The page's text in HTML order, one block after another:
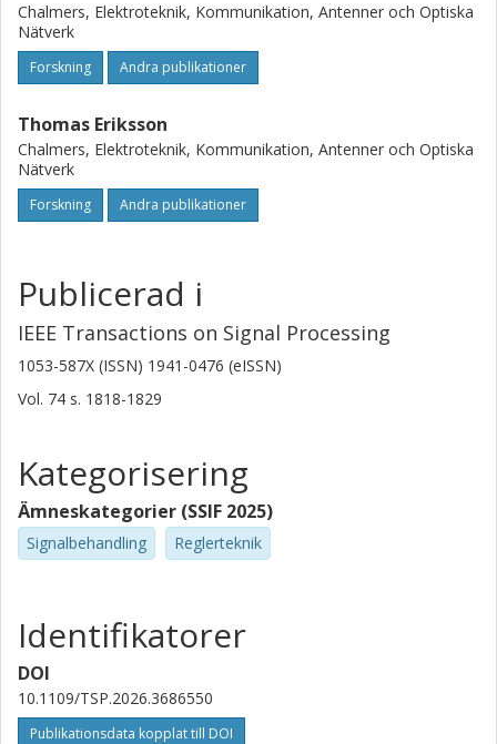
Chalmers, Elektroteknik, Kommunikation, Antenner och Optiska
Nätverk
Forskning Andra publikationer
Thomas Eriksson
Chalmers, Elektroteknik, Kommunikation, Antenner och Optiska
Nätverk
Forskning Andra publikationer
Publicerad i
IEEE Transactions on Signal Processing
1053-587X (ISSN) 1941-0476 (eISSN)
Vol. 74 s. 1818-1829
Kategorisering
Ämneskategorier (SSIF 2025)
Signalbehandling Reglerteknik
Identifikatorer
DOI
10.1109/TSP.2026.3686550
Publikationsdata kopplat till DOI